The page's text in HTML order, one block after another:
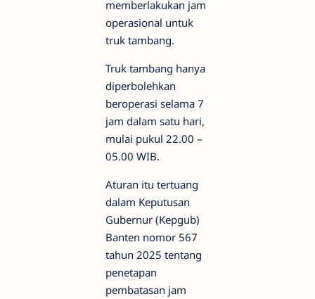
memberlakukan jam
operasional untuk
truk tambang.
Truk tambang hanya
diperbolehkan
beroperasi selama 7
jam dalam satu hari,
mulai pukul 22.00 –
05.00 WIB.
Aturan itu tertuang
dalam Keputusan
Gubernur (Kepgub)
Banten nomor 567
tahun 2025 tentang
penetapan
pembatasan jam